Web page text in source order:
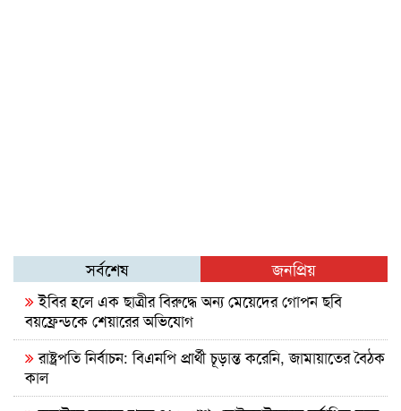
সর্বশেষ জনপ্রিয়
ইবির হলে এক ছাত্রীর বিরুদ্ধে অন্য মেয়েদের গোপন ছবি
বয়ফ্রেন্ডকে শেয়ারের অভিযোগ
রাষ্ট্রপতি নির্বাচন: বিএনপি প্রার্থী চূড়ান্ত করেনি, জামায়াতের বৈঠক
কাল